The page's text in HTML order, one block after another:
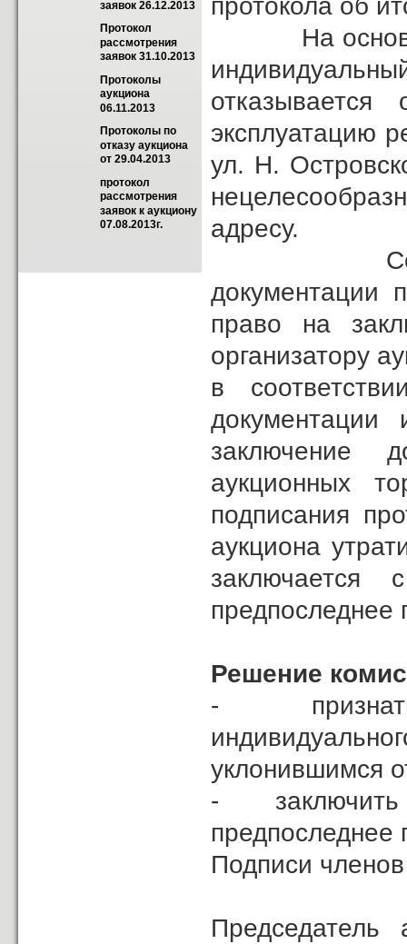
заявок 26.12.2013
Протокол
рассмотрения
заявок 31.10.2013
Протоколы
аукциона
06.11.2013
Протоколы по
отказу аукциона
от 29.04.2013
протокол
рассмотрения
заявок к аукциону
07.08.2013г.
протокола об
На
эксплуатацию
ул. Н.
адресу.
Согласно
документации
право на
организатору
в
заключение
аукционных
подписания
аукциона
заключается
предпоследнее
Решение
- признать
уклонившимся
- заключить
Подписи